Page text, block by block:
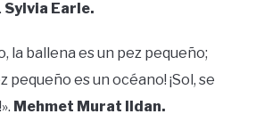
Sylvia Earle.
la ballena es un pez pequeño;
pequeño es un océano! ¡Sol, se
Mehmet Murat Ildan.